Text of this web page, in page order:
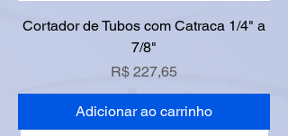
Cortador de Tubos com Catraca 1/4" a
7/8"
Preço
R$ 227,65
Adicionar ao carrinho